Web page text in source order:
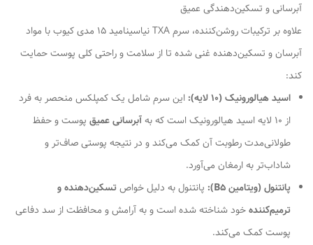
آبرسانی و تسکین‌دهندگی عمیق
علاوه بر ترکیبات روشن‌کننده، سرم TXA نیاسینامید 15 مدی کیوب با مواد
آبرسان و تسکین‌دهنده غنی شده تا از سلامت و راحتی کلی پوست حمایت
کند:
اسید هیالورونیک (10 لایه):
این سرم شامل یک کمپلکس منحصر به فرد
از 10 لایه اسید هیالورونیک است که به
آبرسانی عمیق پوست و حفظ
طولانی‌مدت رطوبت آن کمک می‌کند و در نتیجه پوستی صاف‌تر و
شاداب‌تر به ارمغان می‌آورد.
پانتنول (ویتامین B5):
پانتنول به دلیل خواص تسکین‌دهنده و
ترمیم‌کنندهخود شناخته شده است و به آرامش و محافظت از سد دفاعی
پوست کمک می‌کند.